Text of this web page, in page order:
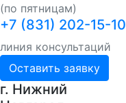
(по пятницам)
+7 (831) 202-15-10
линия консультаций
Оставить заявку
г. Нижний